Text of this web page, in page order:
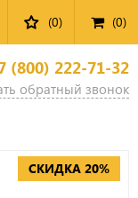
(0) (0)
(800) 222-71-32
обратный звонок
СКИДКА 20%